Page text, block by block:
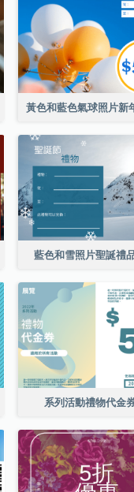
藍色和雪照片聖誕禮
系列活動禮物代金